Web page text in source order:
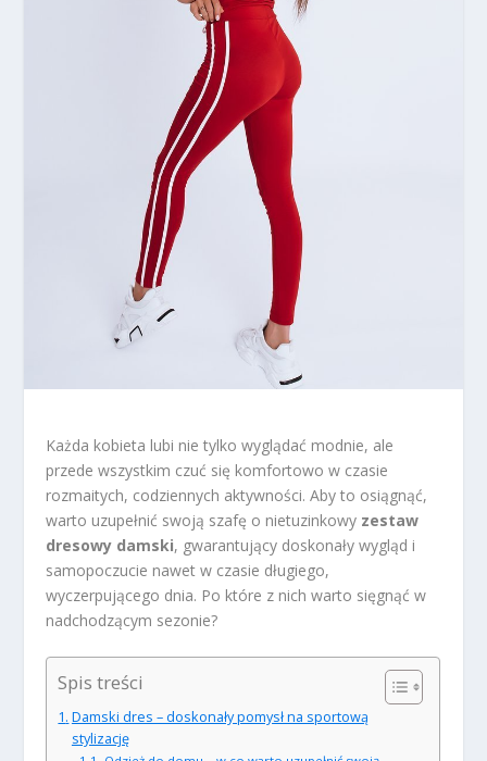
Każda kobieta lubi nie tylko wyglądać modnie, ale
przede wszystkim czuć się komfortowo w czasie
rozmaitych, codziennych aktywności. Aby to osiągnąć,
warto uzupełnić swoją szafę o nietuzinkowy zestaw
dresowy damski, gwarantujący doskonały wygląd i
samopoczucie nawet w czasie długiego,
wyczerpującego dnia. Po które z nich warto sięgnąć w
nadchodzącym sezonie?
Spis treści
Damski dres – doskonały pomysł na sportową
stylizację